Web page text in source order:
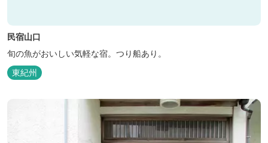
民宿山口
旬の魚がおいしい気軽な宿。つり船あり。
東紀州